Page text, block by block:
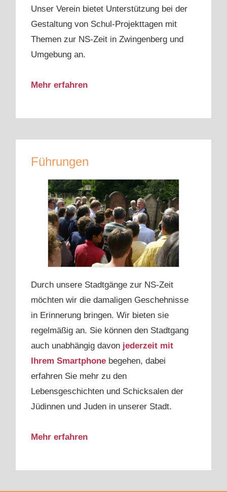
Unser Verein bietet Unterstützung bei der
Gestaltung von Schul-Projekttagen mit
Themen zur NS-Zeit in Zwingenberg und
Umgebung an.
Mehr erfahren
Führungen
Durch unsere Stadtgänge zur NS-Zeit
möchten wir die damaligen Geschehnisse
in Erinnerung bringen. Wir bieten sie
regelmäßig an. Sie können den Stadtgang
auch unabhängig davon jederzeit mit
Ihrem Smartphone begehen, dabei
erfahren Sie mehr zu den
Lebensgeschichten und Schicksalen der
Jüdinnen und Juden in unserer Stadt.
Mehr erfahren